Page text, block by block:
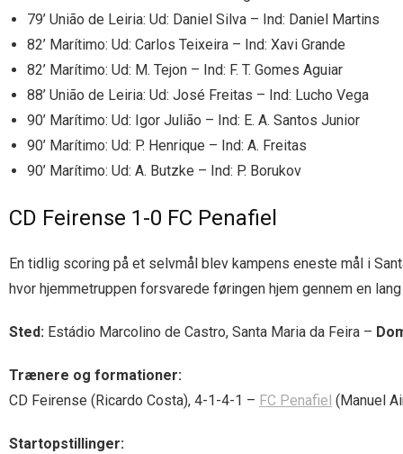
79’ União de Leiria: Ud: Daniel Silva – Ind: Daniel Martins
82’ Marítimo: Ud: Carlos Teixeira – Ind: Xavi Grande
82’ Marítimo: Ud: M. Tejon – Ind: F. T. Gomes Aguiar
88’ União de Leiria: Ud: José Freitas – Ind: Lucho Vega
90’ Marítimo: Ud: Igor Julião – Ind: E. A. Santos Junior
90’ Marítimo: Ud: P. Henrique – Ind: A. Freitas
90’ Marítimo: Ud: A. Butzke – Ind: P. Borukov
CD Feirense 1-0 FC Penafiel
En tidlig scoring på et selvmål blev kampens eneste mål i
hvor hjemmetruppen forsvarede føringen hjem gennem en
Sted: Estádio Marcolino de Castro, Santa Maria da Feira –
Trænere og formationer:
CD Feirense (Ricardo Costa), 4-1-4-1 – FC Penafiel (Manuel
Startopstillinger: